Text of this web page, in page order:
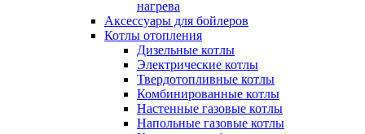
нагрева
Аксессуары для бойлеров
Котлы отопления
Дизельные котлы
Электрические котлы
Твердотопливные котлы
Комбинированные котлы
Настенные газовые котлы
Напольные газовые котлы